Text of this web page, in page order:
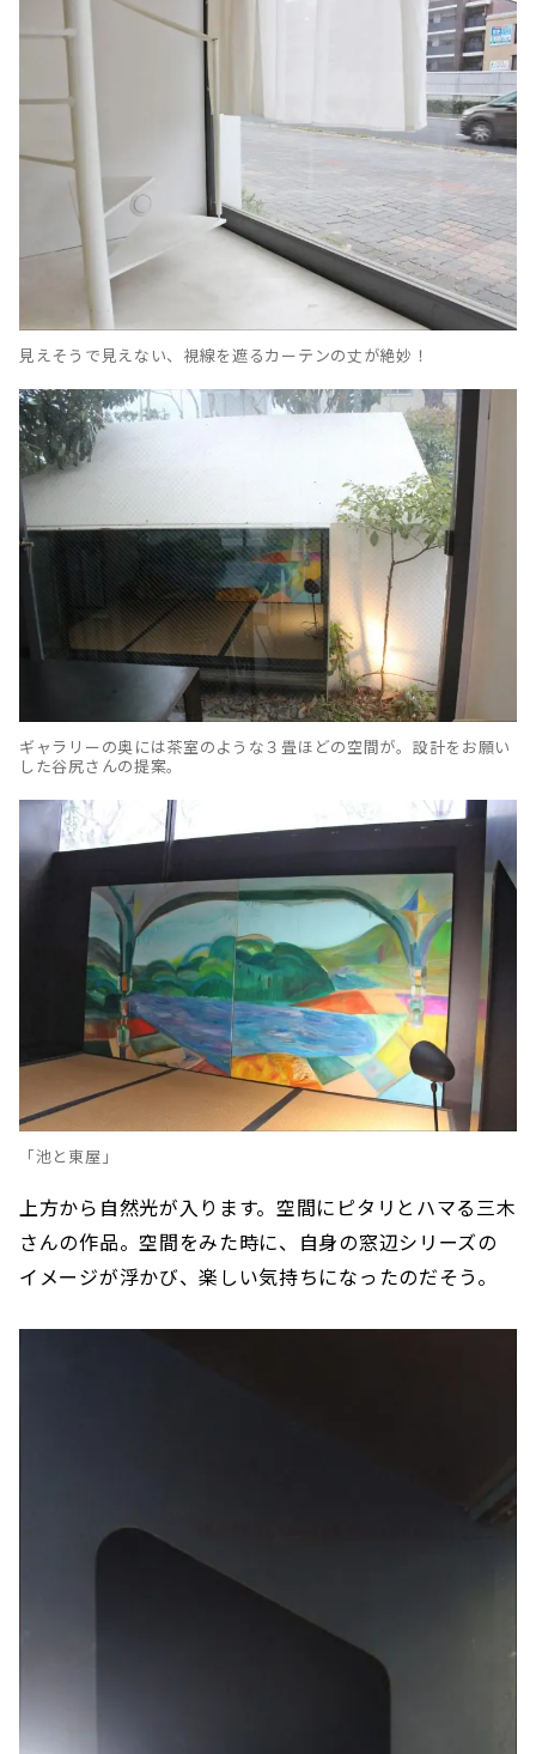
見えそうで見えない、視線を遮るカーテンの丈が絶妙！
ギャラリーの奥には茶室のような３畳ほどの空間が。設計をお願い
した谷尻さんの提案。
「池と東屋」
上方から自然光が入ります。空間にピタリとハマる三木
さんの作品。空間をみた時に、自身の窓辺シリーズの
イメージが浮かび、楽しい気持ちになったのだそう。